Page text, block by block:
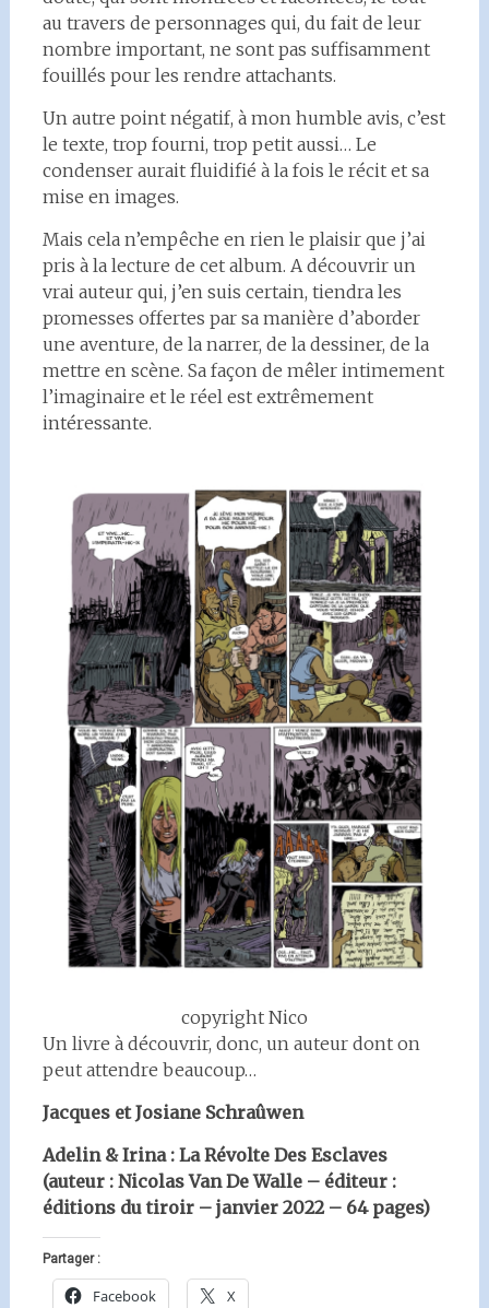
au travers de personnages qui, du fait de leur
nombre important, ne sont pas suffisamment
fouillés pour les rendre attachants.
Un autre point négatif, à mon humble avis, c’est
le texte, trop fourni, trop petit aussi… Le
condenser aurait fluidifié à la fois le récit et sa
mise en images.
Mais cela n’empêche en rien le plaisir que j’ai
pris à la lecture de cet album. A découvrir un
vrai auteur qui, j’en suis certain, tiendra les
promesses offertes par sa manière d’aborder
une aventure, de la narrer, de la dessiner, de la
mettre en scène. Sa façon de mêler intimement
l’imaginaire et le réel est extrêmement
intéressante.
copyright Nico
Un livre à découvrir, donc, un auteur dont on
peut attendre beaucoup…
Jacques et Josiane Schraûwen
Adelin & Irina : La Révolte Des Esclaves
(auteur : Nicolas Van De Walle – éditeur :
éditions du tiroir – janvier 2022 – 64 pages)
Partager :
Facebook X